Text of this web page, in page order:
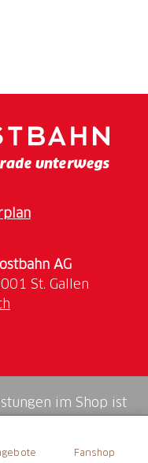
Fanshop
AG
im Shop ist